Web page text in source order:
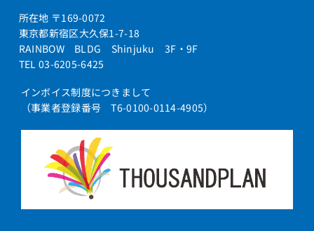
所在地 〒169-0072
東京都新宿区大久保1-7-18
RAINBOW BLDG Shinjuku 3F・9F
TEL 03-6205-6425
インボイス制度につきまして
（事業者登録番号 T6-0100-0114-4905）